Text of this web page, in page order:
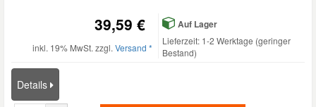
39,59 €
inkl. 19% MwSt. zzgl. Versand *
Auf Lager
Lieferzeit: 1-2 Werktage (geringer
Bestand)
Details